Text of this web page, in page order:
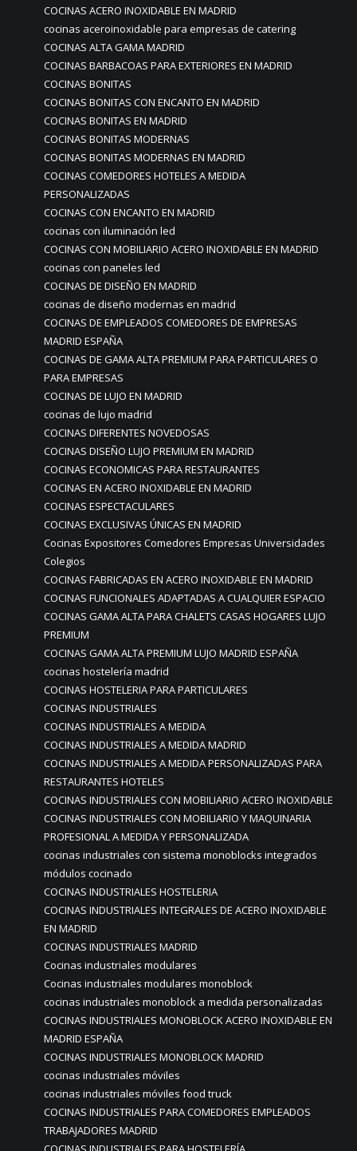
COCINAS ACERO INOXIDABLE EN MADRID
cocinas aceroinoxidable para empresas de catering
COCINAS ALTA GAMA MADRID
COCINAS BARBACOAS PARA EXTERIORES EN MADRID
COCINAS BONITAS
COCINAS BONITAS CON ENCANTO EN MADRID
COCINAS BONITAS EN MADRID
COCINAS BONITAS MODERNAS
COCINAS BONITAS MODERNAS EN MADRID
COCINAS COMEDORES HOTELES A MEDIDA
PERSONALIZADAS
COCINAS CON ENCANTO EN MADRID
cocinas con iluminación led
COCINAS CON MOBILIARIO ACERO INOXIDABLE EN MADRID
cocinas con paneles led
COCINAS DE DISEÑO EN MADRID
cocinas de diseño modernas en madrid
COCINAS DE EMPLEADOS COMEDORES DE EMPRESAS
MADRID ESPAÑA
COCINAS DE GAMA ALTA PREMIUM PARA PARTICULARES O
PARA EMPRESAS
COCINAS DE LUJO EN MADRID
cocinas de lujo madrid
COCINAS DIFERENTES NOVEDOSAS
COCINAS DISEÑO LUJO PREMIUM EN MADRID
COCINAS ECONOMICAS PARA RESTAURANTES
COCINAS EN ACERO INOXIDABLE EN MADRID
COCINAS ESPECTACULARES
COCINAS EXCLUSIVAS ÚNICAS EN MADRID
Cocinas Expositores Comedores Empresas Universidades
Colegios
COCINAS FABRICADAS EN ACERO INOXIDABLE EN MADRID
COCINAS FUNCIONALES ADAPTADAS A CUALQUIER ESPACIO
COCINAS GAMA ALTA PARA CHALETS CASAS HOGARES LUJO
PREMIUM
COCINAS GAMA ALTA PREMIUM LUJO MADRID ESPAÑA
cocinas hostelería madrid
COCINAS HOSTELERIA PARA PARTICULARES
COCINAS INDUSTRIALES
COCINAS INDUSTRIALES A MEDIDA
COCINAS INDUSTRIALES A MEDIDA MADRID
COCINAS INDUSTRIALES A MEDIDA PERSONALIZADAS PARA
RESTAURANTES HOTELES
COCINAS INDUSTRIALES CON MOBILIARIO ACERO INOXIDABLE
COCINAS INDUSTRIALES CON MOBILIARIO Y MAQUINARIA
PROFESIONAL A MEDIDA Y PERSONALIZADA
cocinas industriales con sistema monoblocks integrados
módulos cocinado
COCINAS INDUSTRIALES HOSTELERIA
COCINAS INDUSTRIALES INTEGRALES DE ACERO INOXIDABLE
EN MADRID
COCINAS INDUSTRIALES MADRID
Cocinas industriales modulares
Cocinas industriales modulares monoblock
cocinas industriales monoblock a medida personalizadas
COCINAS INDUSTRIALES MONOBLOCK ACERO INOXIDABLE EN
MADRID ESPAÑA
COCINAS INDUSTRIALES MONOBLOCK MADRID
cocinas industriales móviles
cocinas industriales móviles food truck
COCINAS INDUSTRIALES PARA COMEDORES EMPLEADOS
TRABAJADORES MADRID